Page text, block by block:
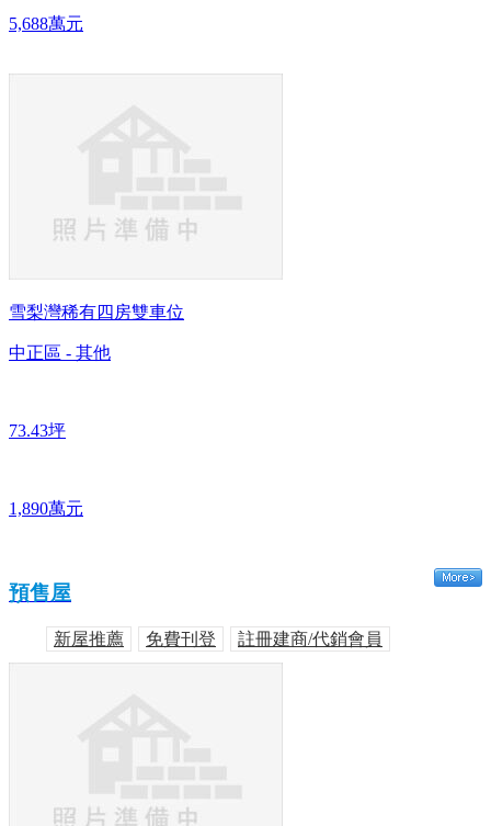
5,688萬元
雪梨灣稀有四房雙車位
中正區 - 其他
73.43坪
1,890萬元
預售屋
新屋推薦 免費刊登 註冊建商/代銷會員